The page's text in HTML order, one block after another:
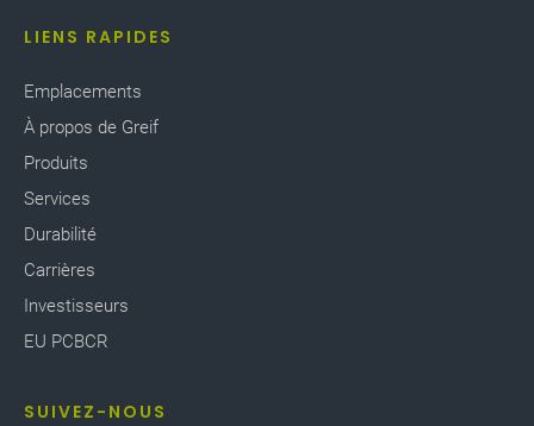
LIENS RAPIDES
Emplacements
À propos de Greif
Produits
Services
Durabilité
Carrières
Investisseurs
EU PCBCR
SUIVEZ-NOUS